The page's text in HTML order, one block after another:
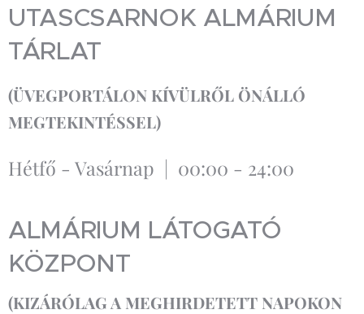
UTASCSARNOK ALMÁRIUM
TÁRLAT
(ÜVEGPORTÁLON KÍVÜLRŐL ÖNÁLLÓ
MEGTEKINTÉSSEL)
Hétfő - Vasárnap | 00:00 - 24:00
ALMÁRIUM LÁTOGATÓ
KÖZPONT
(KIZÁRÓLAG A MEGHIRDETETT NAPOKON